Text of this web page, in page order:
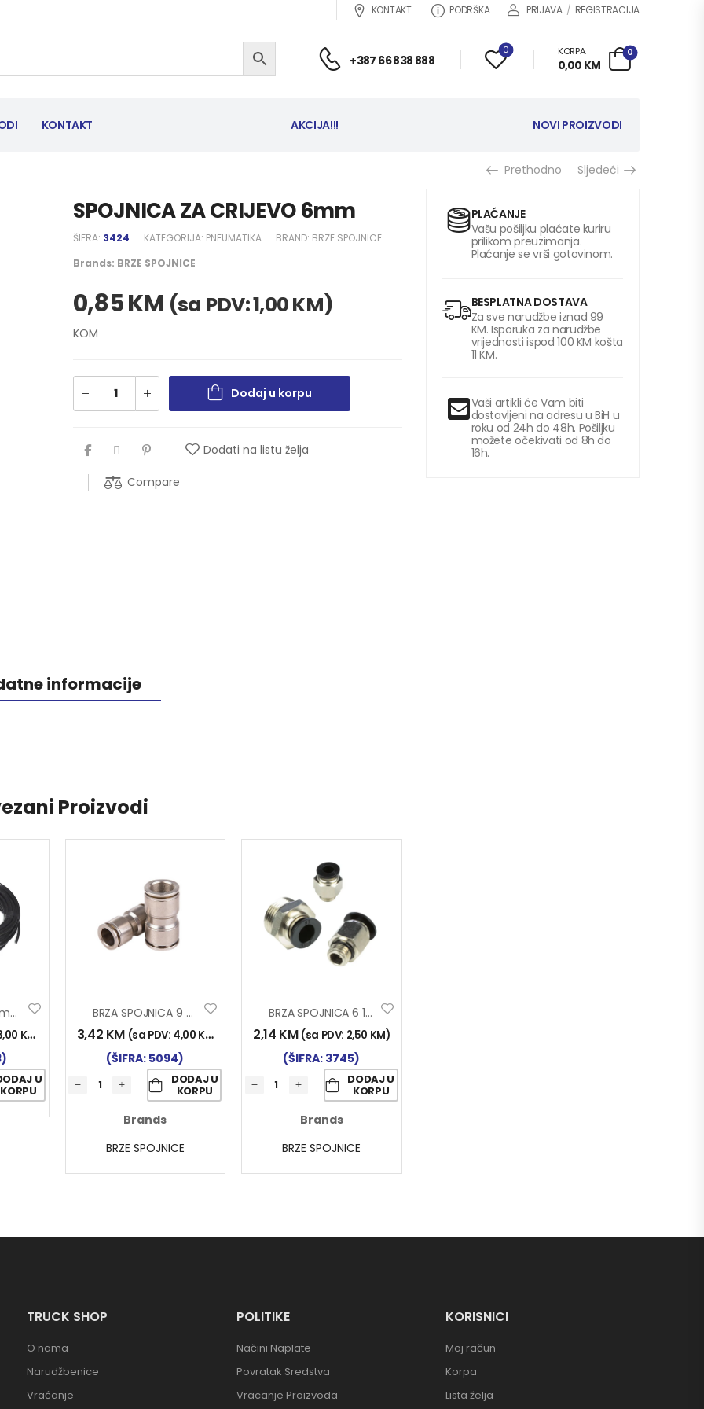
KONTAKT PODRŠKA PRIJAVA / REGISTRACIJA
+387 66 838 888
0 KORPA:
0,00 KM
0
KONTAKT AKCIJA!!! NOVI PROIZVODI
Prethodno Sljedeći
SPOJNICA ZA CRIJEVO 6mm
ŠIFRA: 3424 KATEGORIJA: PNEUMATIKA BRAND: BRZE SPOJNICE
Brands: BRZE SPOJNICE
0,85KM (sa PDV:1,00KM)
KOM
Dodaj u korpu
Dodati na listu želja
Compare
informacije
Proizvodi
CRIJEVO PVC 14mm T
KM
U
KORPU
BRZA SPOJNICA 9 MET
3,42 KM (sa PDV: 4,00 KM
(ŠIFRA: 5094)
DODAJ U
KORPU
Brands
BRZE SPOJNICE
BRZA SPOJNICA 6 1/4
2,14 KM (sa PDV: 2,50 KM)
(ŠIFRA: 3745)
DODAJ U
KORPU
Brands
BRZE SPOJNICE
PLAĆANJE
Vašu pošiljku plaćate kuriru
prilikom preuzimanja.
Plaćanje se vrši gotovinom.
BESPLATNA DOSTAVA
Za sve narudžbe iznad 99
KM. Isporuka za narudžbe
vrijednosti ispod 100 KM košta
11 KM.
Vaši artikli će Vam biti
dostavljeni na adresu u BiH u
roku od 24h do 48h. Pošiljku
možete očekivati od 8h do
16h.
TRUCK SHOP
O nama
Narudžbenice
Vraćanje
POLITIKE
Načini Naplate
Povratak Sredstva
Vracanje Proizvoda
KORISNICI
Moj račun
Korpa
Lista želja